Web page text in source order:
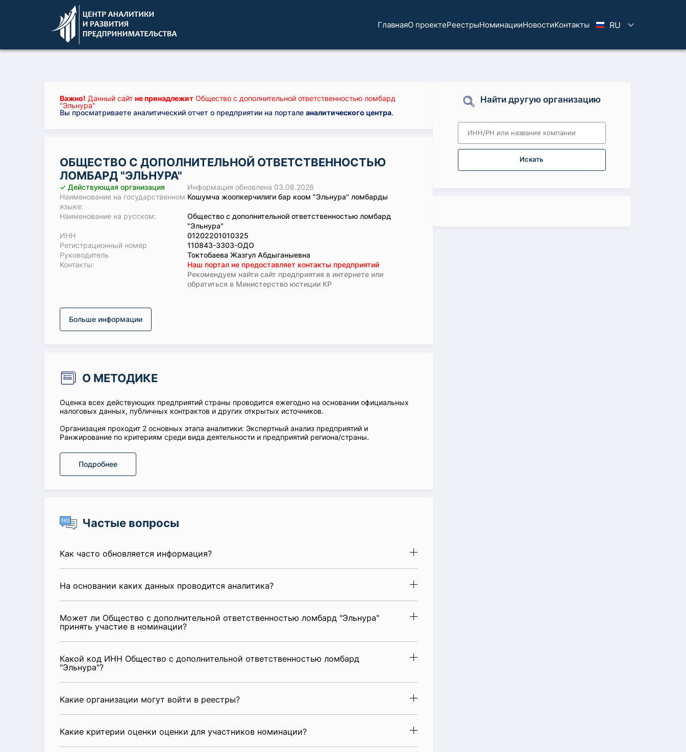
ГлавнаяО проектеРеестрыНоминацииНовостиKoнтaкты RU
Важно! Данный сайт не принадлежит Общество с дополнительной ответственностью ломбард
"Эльнура"
Вы просматриваете аналитический отчет о предприятии на портале аналитического центра.
ОБЩЕСТВО С ДОПОЛНИТЕЛЬНОЙ ОТВЕТСТВЕННОСТЬЮ
ЛОМБАРД "ЭЛЬНУРА"
✓ Действующая организация
Информация обновлена 03.08.2026
Наименование на государственном
языке:
Кошумча жоопкерчилиги бар коом "Эльнура" ломбарды
Наименование на русском:
Общество с дополнительной ответственностью ломбард
"Эльнура"
ИНН
01202201010325
Регистрационный номер
110843-3303-ОДО
Руководитель
Токтобаева Жазгул Абдыганыевна
Koнтaкты:
Наш портал не предоставляет контакты предприятий
Рекомендуем найти сайт предприятия в интернете или
обратиться в Министерство юстиции КР
Больше информации
О МЕТОДИКЕ
Оценка всех действующих предприятий страны проводится ежегодно на основании официальных
налоговых данных, публичных контрактов и других открытых источников.
Организация проходит 2 основных этапа аналитики: Экспертный анализ предприятий и
Ранжирование по критериям среди вида деятельности и предприятий региона/страны.
Подробнее
Частые вопросы
Как часто обновляется информация?
На основании каких данных проводится аналитика?
Может ли Общество с дополнительной ответственностью ломбард "Эльнура"
принять участие в номинации?
Какой код ИНН Общество с дополнительной ответственностью ломбард
"Эльнура"?
Какие организации могут войти в реестры?
Какие критерии оценки оценки для участников номинации?
Найти другую организацию
Искать